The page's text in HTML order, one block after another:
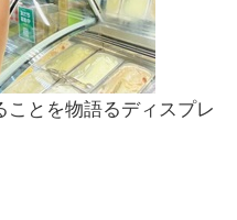
ことを物語るディスプレ